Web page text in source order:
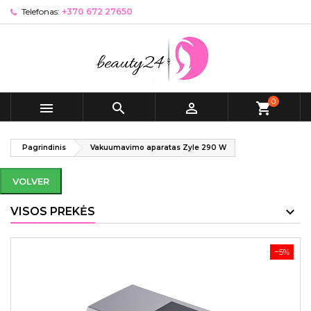
Telefonas: +370 672 27650
   shopping_cart0
Pagrindinis Vakuumavimo aparatas Zyle 290 W
VOLVER
VISOS PREKĖS
−5%